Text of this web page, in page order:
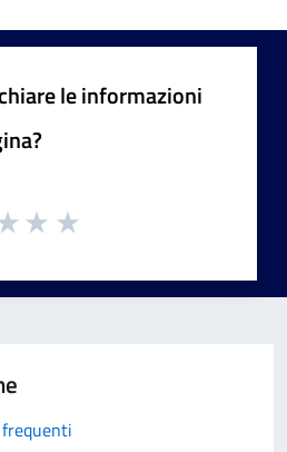
le informazioni